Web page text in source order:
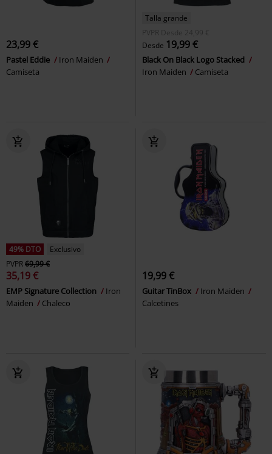
23,99 €
Pastel Eddie
Iron Maiden
Camiseta
Talla grande
PVPR
Desde 24,99 €
Desde 19,99 €
Black On Black Logo Stacked
Iron Maiden
Camiseta
49% DTO
Exclusivo
PVPR69,99 €
35,19 €
EMP Signature Collection
Iron
Maiden
Chaleco
19,99 €
Guitar TinBox
Iron Maiden
Calcetines